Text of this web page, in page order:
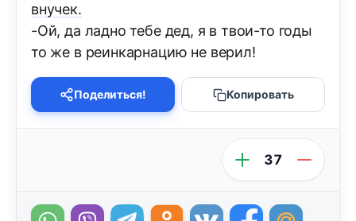
внучек.
-Ой, да ладно тебе дед, я в твои-то годы
то же в реинкарнацию не верил!
Поделиться! Копировать
37